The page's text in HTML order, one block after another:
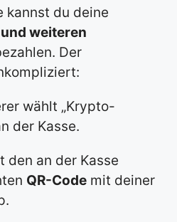
kannst du deine
weiteren
Der
wählt „Krypto-
der Kasse.
den an der Kasse
QR-Code mit deiner